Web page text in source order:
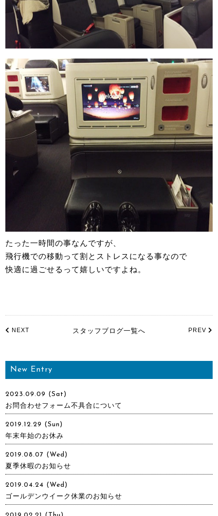
たった一時間の事なんですが、
飛行機での移動って割とストレスになる事なので
快適に過ごせるって嬉しいですよね。
NEXT スタッフブログ一覧へ PREV
New Entry
2023.09.09 (Sat)
お問合わせフォーム不具合について
2019.12.29 (Sun)
年末年始のお休み
2019.08.07 (Wed)
夏季休暇のお知らせ
2019.04.24 (Wed)
ゴールデンウイーク休業のお知らせ